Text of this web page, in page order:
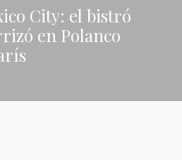
City: el bistró
en Polanco